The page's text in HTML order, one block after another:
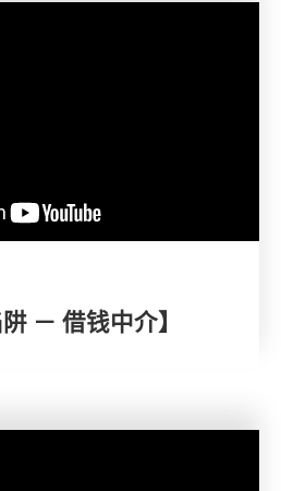
－ 借钱中介】